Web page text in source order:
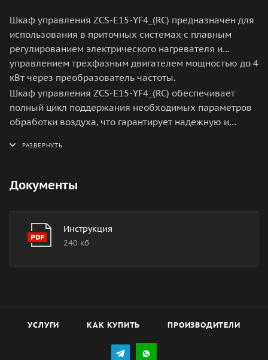
Шкаф управления ZCS-E15-YF4_(RC) предназначен для
использования в приточных системах с плавным
регулированием электрического нагревателя и
управлением трехфазным двигателем мощностью до 4
кВт через преобразователь частоты.
Шкаф управления ZCS-E15-YF4_(RC) обеспечивает
полный цикл поддержания необходимых параметров
обработки воздуха, что гарантирует надежную и
Документы
Инструкция
240 кб
УСЛУГИ КАК КУПИТЬ ПРОИЗВОДИТЕЛИ